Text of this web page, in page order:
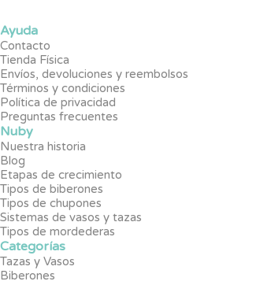
Ayuda
Contacto
Tienda Física
Envíos, devoluciones y reembolsos
Términos y condiciones
Política de privacidad
Preguntas frecuentes
Nuby
Nuestra historia
Blog
Etapas de crecimiento
Tipos de biberones
Tipos de chupones
Sistemas de vasos y tazas
Tipos de mordederas
Categorías
Tazas y Vasos
Biberones